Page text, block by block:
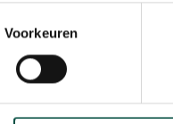
Voorkeurentot 200ml
van 200 ml of
ondernemers en